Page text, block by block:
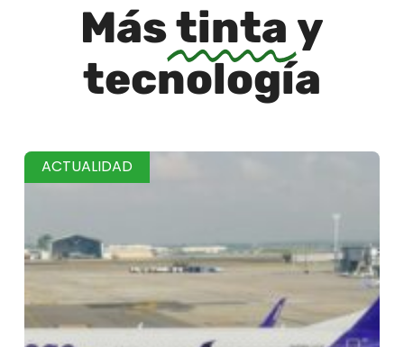
Mástinta y
tecnología
ACTUALIDAD